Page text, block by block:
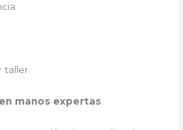
taller
manos expertas.